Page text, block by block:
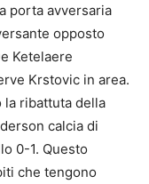
porta avversaria
opposto
Ketelaere
Krstovic in area.
la ribattuta della
calcia di
0-1. Questo
che tengono